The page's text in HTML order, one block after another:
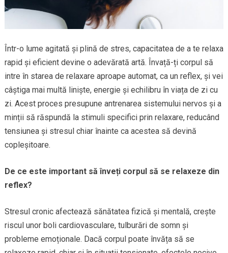
Într-o lume agitată și plină de stres, capacitatea de a te relaxa
rapid și eficient devine o adevărată artă. Învață-ți corpul să
intre în starea de relaxare aproape automat, ca un reflex, și vei
câștiga mai multă liniște, energie și echilibru în viața de zi cu
zi. Acest proces presupune antrenarea sistemului nervos și a
minții să răspundă la stimuli specifici prin relaxare, reducând
tensiunea și stresul chiar înainte ca acestea să devină
copleșitoare.
De ce este important să înveți corpul să se relaxeze din
reflex?
Stresul cronic afectează sănătatea fizică și mentală, crește
riscul unor boli cardiovasculare, tulburări de somn și
probleme emoționale. Dacă corpul poate învăța să se